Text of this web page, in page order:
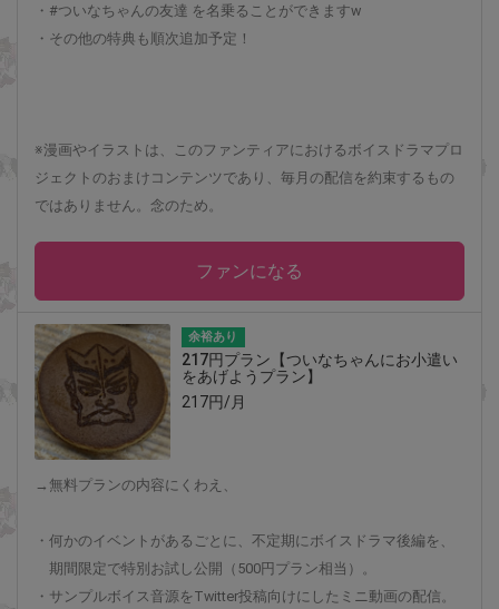
・#ついなちゃんの友達 を名乗ることができますw
・その他の特典も順次追加予定！
※漫画やイラストは、このファンティアにおけるボイスドラマプロ
ジェクトのおまけコンテンツであり、毎月の配信を約束するもの
ではありません。念のため。
ファンになる
余裕あり
217円プラン【ついなちゃんにお小遣い
をあげようプラン】
217円/月
→無料プランの内容にくわえ、
・何かのイベントがあるごとに、不定期にボイスドラマ後編を、
期間限定で特別お試し公開（500円プラン相当）。
・サンプルボイス音源をTwitter投稿向けにしたミニ動画の配信。